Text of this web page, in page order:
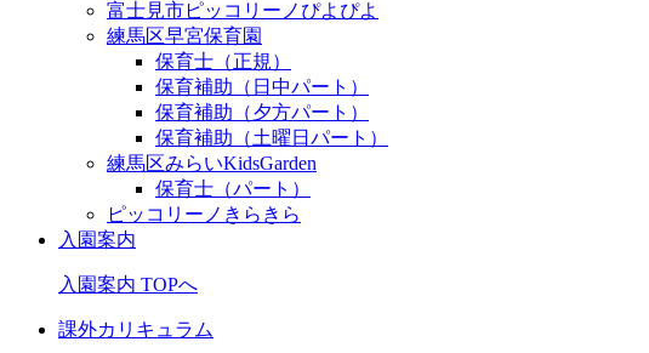
富士見市ピッコリーノぴよぴよ
練馬区早宮保育園
保育士（正規）
保育補助（日中パート）
保育補助（夕方パート）
保育補助（土曜日パート）
練馬区みらいKidsGarden
保育士（パート）
ピッコリーノきらきら
入園案内
入園案内 TOPへ
課外カリキュラム